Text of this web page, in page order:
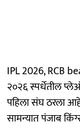
IPL 2026, RCB
२०२६ स्पर्धेतील
पहिला संघ ठरला
सामन्यात पंजाब